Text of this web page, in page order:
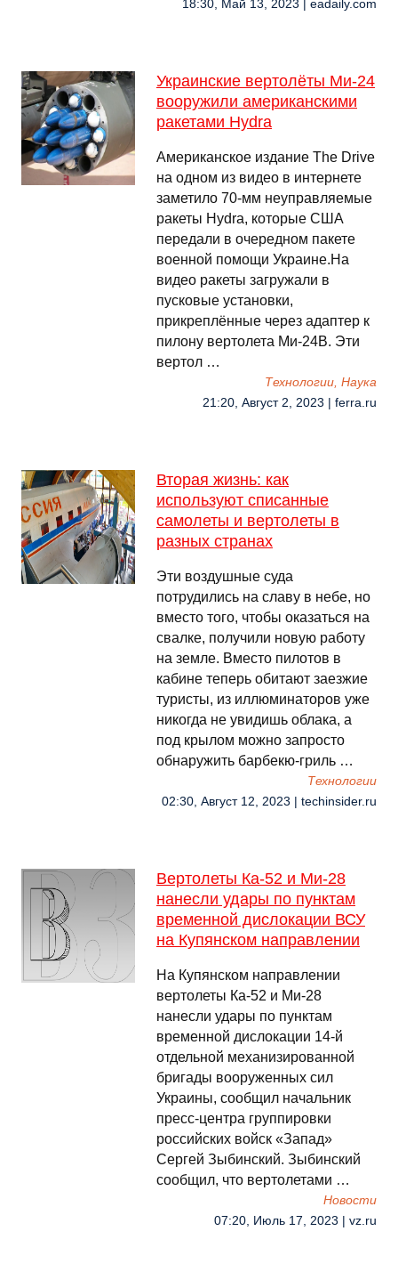
18:30, Май 13, 2023 | eadaily.com
Украинские вертолёты Ми-24
вооружили американскими
ракетами Hydra
Американское издание The Drive
на одном из видео в интернете
заметило 70-мм неуправляемые
ракеты Hydra, которые США
передали в очередном пакете
военной помощи Украине.На
видео ракеты загружали в
пусковые установки,
прикреплённые через адаптер к
пилону вертолета Ми-24В. Эти
вертол …
Технологии, Наука
21:20, Август 2, 2023 | ferra.ru
Вторая жизнь: как
используют списанные
самолеты и вертолеты в
разных странах
Эти воздушные суда
потрудились на славу в небе, но
вместо того, чтобы оказаться на
свалке, получили новую работу
на земле. Вместо пилотов в
кабине теперь обитают заезжие
туристы, из иллюминаторов уже
никогда не увидишь облака, а
под крылом можно запросто
обнаружить барбекю-гриль …
Технологии
02:30, Август 12, 2023 | techinsider.ru
Вертолеты Ка-52 и Ми-28
нанесли удары по пунктам
временной дислокации ВСУ
на Купянском направлении
На Купянском направлении
вертолеты Ка-52 и Ми-28
нанесли удары по пунктам
временной дислокации 14-й
отдельной механизированной
бригады вооруженных сил
Украины, сообщил начальник
пресс-центра группировки
российских войск «Запад»
Сергей Зыбинский. Зыбинский
сообщил, что вертолетами …
Новости
07:20, Июль 17, 2023 | vz.ru